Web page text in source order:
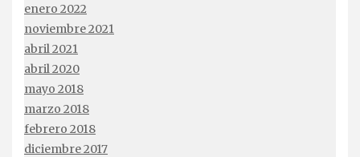
enero 2022
noviembre 2021
abril 2021
abril 2020
mayo 2018
marzo 2018
febrero 2018
diciembre 2017